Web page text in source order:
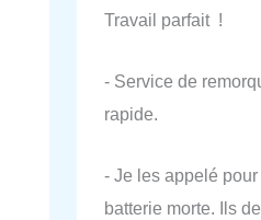
Travail parfait !
- Service de
rapide.
- Je les appelé
batterie morte. Ils